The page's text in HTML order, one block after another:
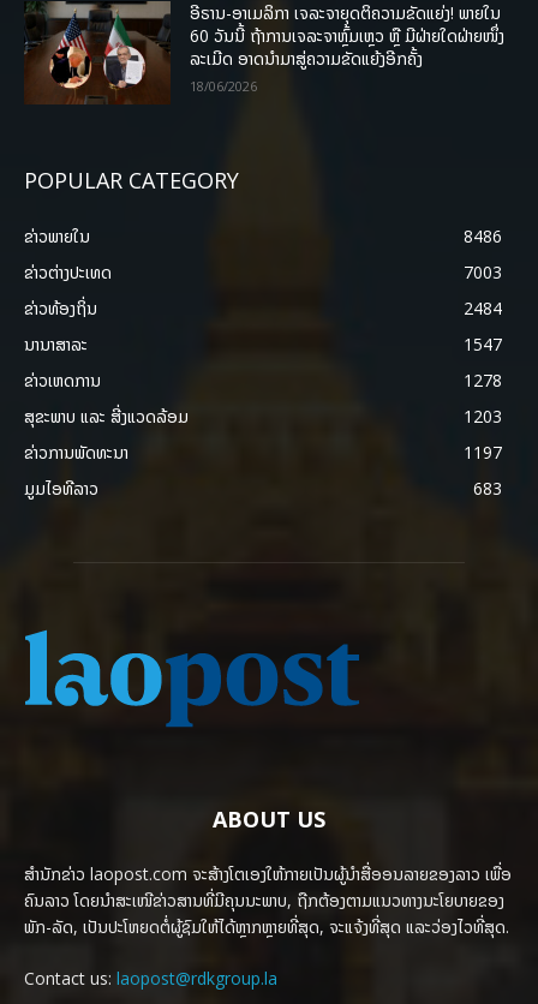
ອີຣານ-ອາເມລິກາ ເຈລະຈາຍຸດຕິຄວາມຂັດແຍ່ງ! ພາຍໃນ
60 ວັນນີ້ ຖ້າການເຈລະຈາຫຼົ້ມເຫຼວ ຫຼື ມີຝ່າຍໃດຝ່າຍໜຶ່ງ
ລະເມີດ ອາດນໍາມາສູ່ຄວາມຂັດແຍ້ງອີກຄັ້ງ
18/06/2026
POPULAR CATEGORY
ຂ່າວພາຍ​ໃນ
8486
ຂ່າວຕ່າງປະເທດ
7003
ຂ່າວທ້ອງຖິ່ນ
2484
ນານາສາລະ
1547
ຂ່າວເຫດການ
1278
ສຸຂະພາບ ແລະ ສີ່ງແວດລ້ອມ
1203
ຂ່າວການພັດທະນາ
1197
ມູມໄອທີລາວ
683
ABOUT US
ສຳນັກຂ່າວ laopost.com ຈະສ້າງໂຕເອງໃຫ້ກາຍເປັນຜູ້ນຳສື່ອອນລາຍຂອງລາວ ເພື່ອ
ຄົນລາວ ໂດຍນຳສະເໜີຂ່າວສານທີ່ມີຄຸນນະພາບ, ຖືກຕ້ອງຕາມແນວທາງນະໂຍບາຍຂອງ
ພັກ-ລັດ, ເປັນປະໂຫຍດຕໍ່ຜູ້ຊົມໃຫ້ໄດ້ຫຼາກຫຼາຍທີ່ສຸດ, ຈະແຈ້ງທີ່ສຸດ ແລະວ່ອງໄວທີ່ສຸດ.
Contact us: laopost@rdkgroup.la